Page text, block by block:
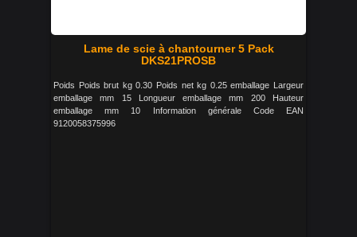
Lame de scie à chantourner 5 Pack
DKS21PROSB
Poids Poids brut kg 0.30 Poids net kg 0.25 emballage Largeur
emballage mm 15 Longueur emballage mm 200 Hauteur
emballage mm 10 Information générale Code EAN
9120058375996